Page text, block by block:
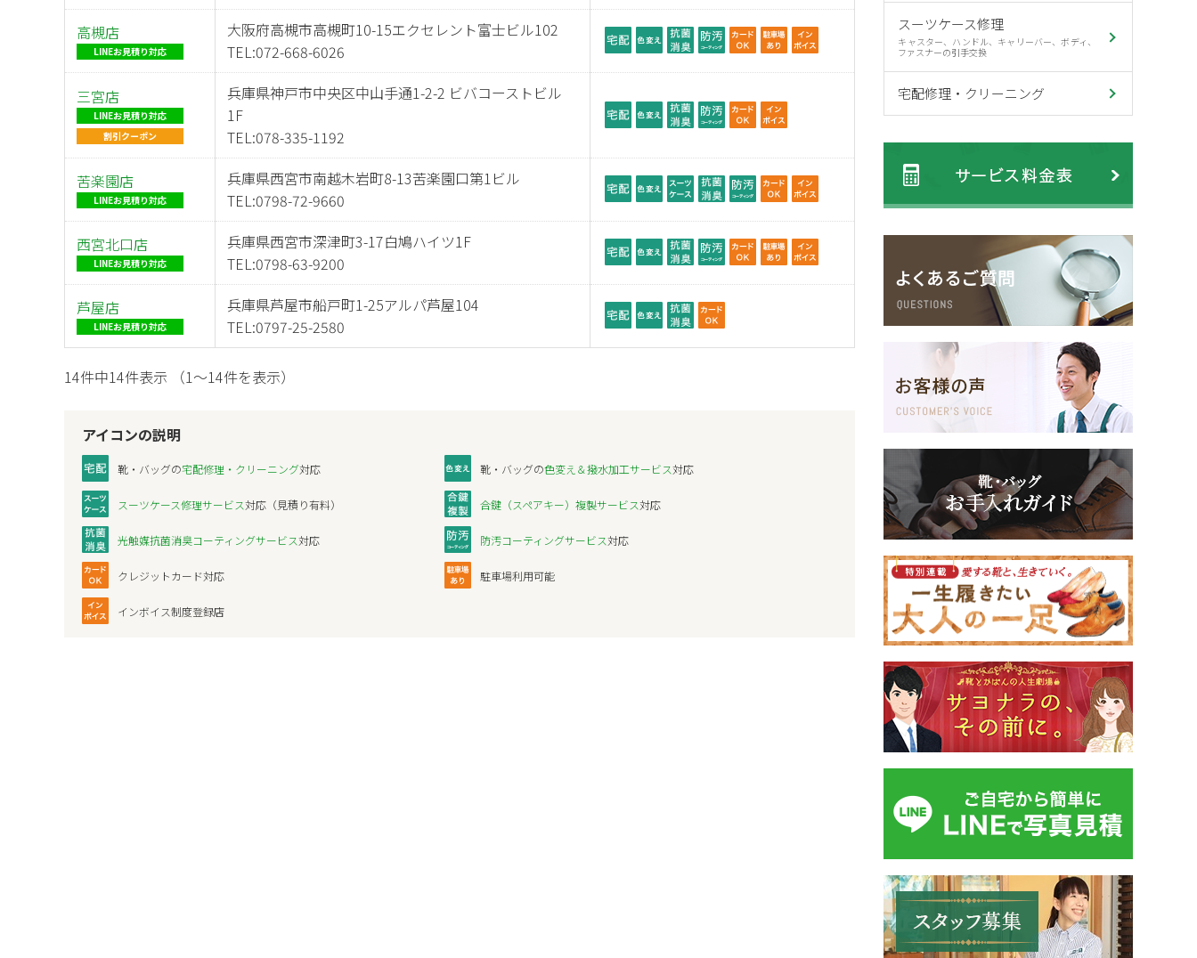
高槻店
LINEお見積り対応
大阪府高槻市高槻町10-15エクセレント富士ビル102
TEL:072-668-6026
三宮店
LINEお見積り対応
割引クーポン
兵庫県神戸市中央区中山手通1-2-2 ビバコーストビル
1F
TEL:078-335-1192
苦楽園店
LINEお見積り対応
兵庫県西宮市南越木岩町8-13苦楽園口第1ビル
TEL:0798-72-9660
西宮北口店
LINEお見積り対応
兵庫県西宮市深津町3-17白鳩ハイツ1F
TEL:0798-63-9200
芦屋店
LINEお見積り対応
兵庫県芦屋市船戸町1-25アルパ芦屋104
TEL:0797-25-2580
14件中14件表示 （1～14件を表示）
アイコンの説明
靴・バッグの宅配修理・クリーニング対応 靴・バッグの色変え＆撥水加工サービス対応
スーツケース修理サービス対応（見積り有料） 合鍵（スペアキー）複製サービス対応
光触媒抗菌消臭コーティングサービス対応 防汚コーティングサービス対応
クレジットカード対応 駐車場利用可能
インボイス制度登録店
スーツケース修理
キャスター、ハンドル、キャリーバー、ボディ、
ファスナーの引手交換
宅配修理・クリーニング